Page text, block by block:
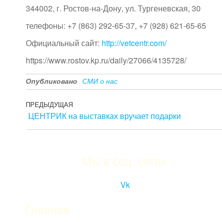
344002, г. Ростов-на-Дону, ул. Тургеневская, 30
телефоны: +7 (863) 292-65-37, +7 (928) 621-65-65
Официальный сайт: http://vetcentr.com/
https://www.rostov.kp.ru/daily/27066/4135728/
Опубликовано СМИ о нас
Навигация
по
Предыдущая
запись
ПРЕДЫДУЩАЯ
ЦЕНТРИК на выставках вручает подарки
Мы в соц. сетях
Vk
Главная